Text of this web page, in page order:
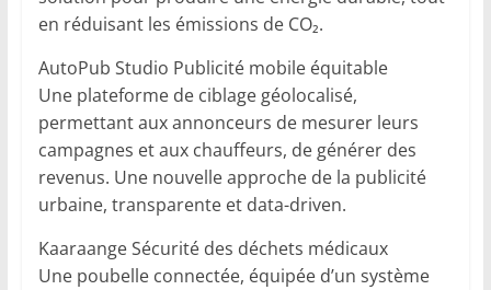
en réduisant les émissions de CO₂.
AutoPub Studio Publicité mobile équitable
Une plateforme de ciblage géolocalisé,
permettant aux annonceurs de mesurer leurs
campagnes et aux chauffeurs, de générer des
revenus. Une nouvelle approche de la publicité
urbaine, transparente et data-driven.
Kaaraange Sécurité des déchets médicaux
Une poubelle connectée, équipée d’un système